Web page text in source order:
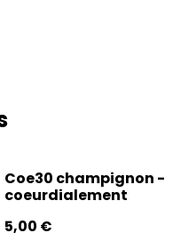
Coe30 champignon -
coeurdialement
5,00 €